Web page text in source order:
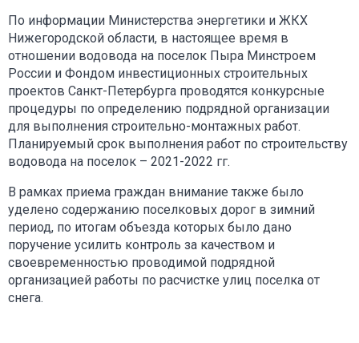
По информации Министерства энергетики и ЖКХ
Нижегородской области, в настоящее время в
отношении водовода на поселок Пыра Минстроем
России и Фондом инвестиционных строительных
проектов Санкт-Петербурга проводятся конкурсные
процедуры по определению подрядной организации
для выполнения строительно-монтажных работ.
Планируемый срок выполнения работ по строительству
водовода на поселок – 2021-2022 гг.
В рамках приема граждан внимание также было
уделено содержанию поселковых дорог в зимний
период, по итогам объезда которых было дано
поручение усилить контроль за качеством и
своевременностью проводимой подрядной
организацией работы по расчистке улиц поселка от
снега.